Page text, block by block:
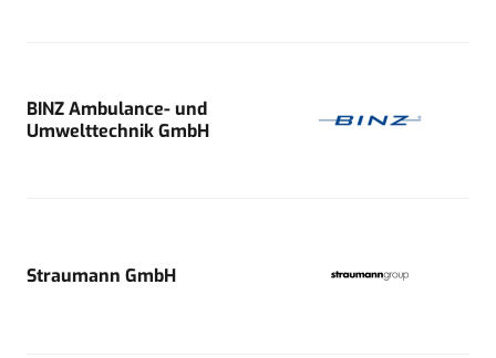
BINZ Ambulance- und
Umwelttechnik GmbH
Straumann GmbH